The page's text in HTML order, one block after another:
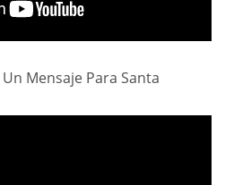
Mensaje Para Santa